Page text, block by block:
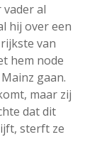
al
hij over een
van
hem node
gaan.
maar zij
dat dit
sterft ze